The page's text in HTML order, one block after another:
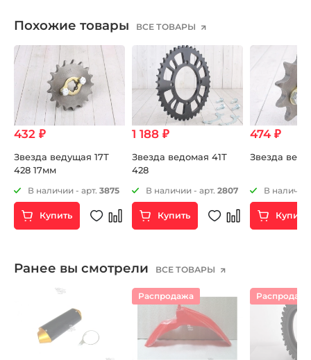
Похожие товары ВСЕ ТОВАРЫ
432 ₽
Звезда ведущая 17Т
428 17мм
В наличии - арт. 3875
Купить
1 188 ₽
Звезда ведомая 41Т
428
В наличии - арт. 2807
Купить
474 ₽
Звезда
В наличии
Купить
Ранее вы смотрели ВСЕ ТОВАРЫ
Распродажа Распродажа